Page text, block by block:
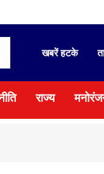
खबरें हटके
राज्य